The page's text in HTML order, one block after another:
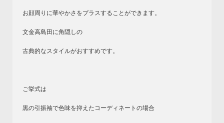
お顔周りに華やかさをプラスすることができます。
文金高島田に角隠しの
古典的なスタイルがおすすめです。
ご挙式は
黒の引振袖で色味を抑えたコーディネートの場合